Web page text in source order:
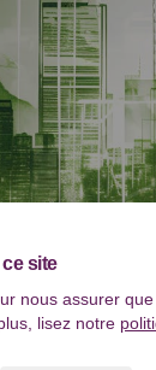
site
nous assurer
lisez notre